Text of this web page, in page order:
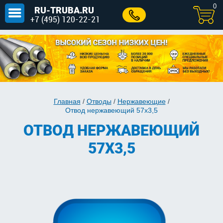
RU-TRUBA.RU
+7 (495) 120-22-21
0
Главная / Отводы / Нержавеющие/
Отвод нержавеющий 57х3,5
ОТВОД НЕРЖАВЕЮЩИЙ
57Х3,5